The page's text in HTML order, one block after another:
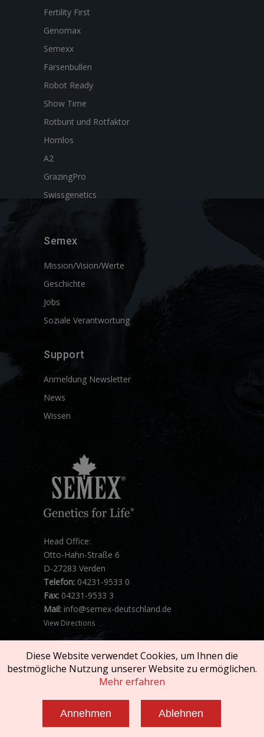
Fertility First
Genomax
Semexx
Färsenbullen
Robot Ready
Show Time
Rotbunt und Rotfaktor
Hornlos
A2
GrazingPro
Swissgenetics
Semex
Mission/Vision/Werte
Geschichte
Jobs
Soziale Verantwortung
Support
Anmeldung Newsletter
News
Wissen
Head Office:
Otto-Hahn-Straße 6
D-27283 Verden
Telefon: 04231-9533 0
Fax: 04231-9533 3
Mail: info@semex-deutschland.de
View Directions
Impressum und AGB
Datenschutzerklärung
Diese Website verwendet Cookies, um Ihnen die
bestmögliche Nutzung unserer Website zu ermöglichen.
Mehr erfahren
Annehmen Ablehnen